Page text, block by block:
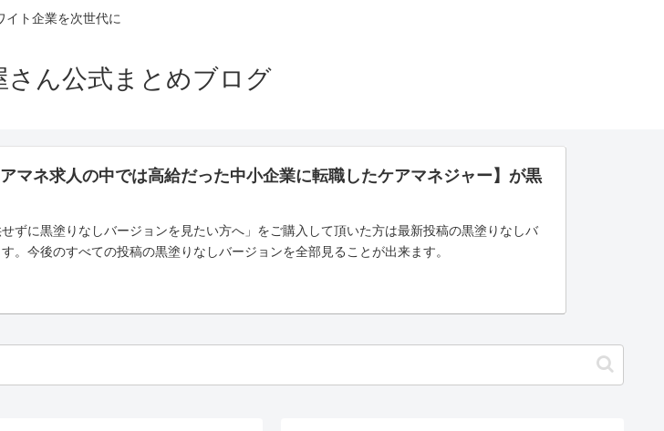
イト企業を次世代に
さん公式まとめブログ
マネ求人の中では高給だった中小企業に転職したケアマネジャー】が黒
ずに黒塗りなしバージョンを見たい方へ」をご購入して頂いた方は最新投稿の黒塗りなしバ
。今後のすべての投稿の黒塗りなしバージョンを全部見ることが出来ます。